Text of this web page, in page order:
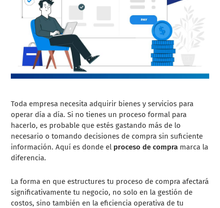
Toda empresa necesita adquirir bienes y servicios para
operar día a día. Si no tienes un proceso formal para
hacerlo, es probable que estés gastando más de lo
necesario o tomando decisiones de compra sin suficiente
información. Aquí es donde el proceso de compra marca la
diferencia.
La forma en que estructures tu proceso de compra afectará
significativamente tu negocio, no solo en la gestión de
costos, sino también en la eficiencia operativa de tu